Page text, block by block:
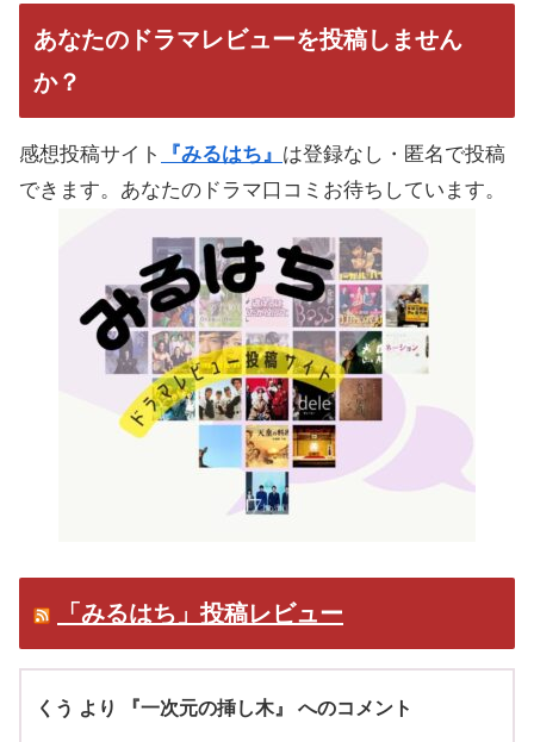
あなたのドラマレビューを投稿しません
か？
感想投稿サイト 『みるはち』 は登録なし・匿名で投稿
できます。あなたのドラマ口コミお待ちしています。
「みるはち」投稿レビュー
くう より 『一次元の挿し木』 へのコメント